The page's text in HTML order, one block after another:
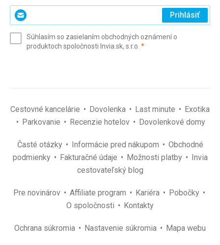
Zadajte
svoj
(povinné)
Prihlásiť
Súhlasím so zasielaním obchodných oznámení o
produktoch spoločnosti Invia.sk, s.r.o. *(povinné)
Cestovné kancelárie Dovolenka Last minute
Exotika
Parkovanie
Recenzie hotelov Dovolenkové domy
Časté otázky Informácie pred nákupom
Obchodné
podmienky
Fakturačné údaje Možnosti platby
Invia
cestovateľský blog
Pre novinárov Affiliate program Kariéra
Pobočky
O spoločnosti
Kontakty
Ochrana súkromia Nastavenie súkromia Mapa webu